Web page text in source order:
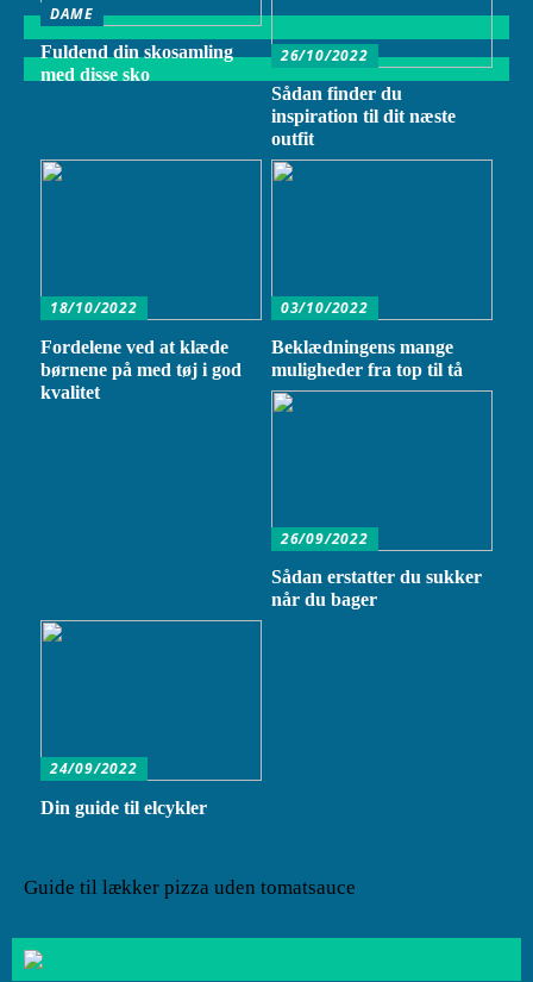
DAME
Fuldend din skosamling
med disse sko
26/10/2022
Sådan finder du
inspiration til dit næste
outfit
18/10/2022
Fordelene ved at klæde
børnene på med tøj i god
kvalitet
03/10/2022
Beklædningens mange
muligheder fra top til tå
26/09/2022
Sådan erstatter du sukker
når du bager
24/09/2022
Din guide til elcykler
Guide til lækker pizza uden tomatsauce